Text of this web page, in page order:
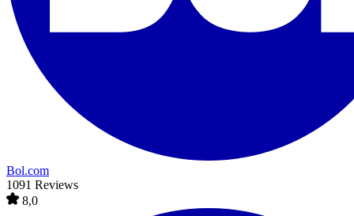
Bol.com
1091 Reviews
8,0